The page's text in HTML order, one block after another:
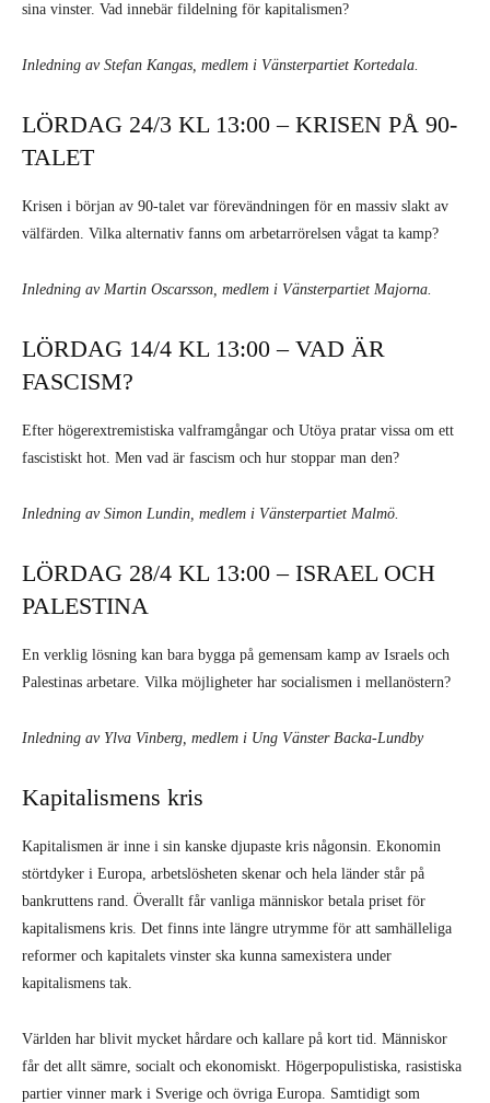
sina vinster. Vad innebär fildelning för kapitalismen?
Inledning av Stefan Kangas, medlem i Vänsterpartiet Kortedala.
LÖRDAG 24/3 KL 13:00 – KRISEN PÅ 90-
TALET
Krisen i början av 90-talet var förevändningen för en massiv slakt av
välfärden. Vilka alternativ fanns om arbetarrörelsen vågat ta kamp?
Inledning av Martin Oscarsson, medlem i Vänsterpartiet Majorna.
LÖRDAG 14/4 KL 13:00 – VAD ÄR
FASCISM?
Efter högerextremistiska valframgångar och Utöya pratar vissa om ett
fascistiskt hot. Men vad är fascism och hur stoppar man den?
Inledning av Simon Lundin, medlem i Vänsterpartiet Malmö.
LÖRDAG 28/4 KL 13:00 – ISRAEL OCH
PALESTINA
En verklig lösning kan bara bygga på gemensam kamp av Israels och
Palestinas arbetare. Vilka möjligheter har socialismen i mellanöstern?
Inledning av Ylva Vinberg, medlem i Ung Vänster Backa-Lundby
Kapitalismens kris
Kapitalismen är inne i sin kanske djupaste kris någonsin. Ekonomin
störtdyker i Europa, arbetslösheten skenar och hela länder står på
bankruttens rand. Överallt får vanliga människor betala priset för
kapitalismens kris. Det finns inte längre utrymme för att samhälleliga
reformer och kapitalets vinster ska kunna samexistera under
kapitalismens tak.
Världen har blivit mycket hårdare och kallare på kort tid. Människor
får det allt sämre, socialt och ekonomiskt. Högerpopulistiska, rasistiska
partier vinner mark i Sverige och övriga Europa. Samtidigt som